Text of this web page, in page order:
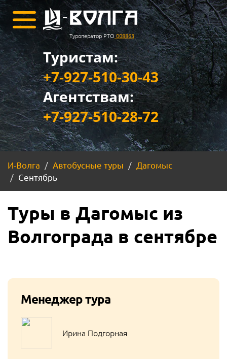
Туроператор РТО 008863
Туристам:
+7-927-510-30-43
Агентствам:
+7-927-510-28-72
И-Волга Автобусные туры
Дагомыс
Сентябрь
Туры в Дагомыс из
Волгограда в сентябре
Менеджер тура
Ирина Подгорная